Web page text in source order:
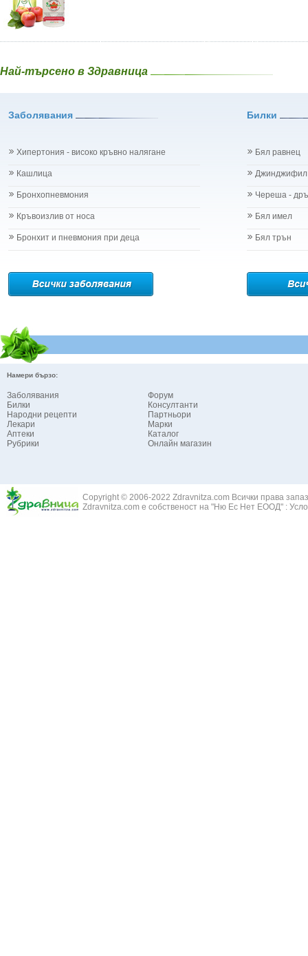
Най-търсено в Здравница
Заболявания Билки
Хипертония - високо кръвно налягане
Кашлица
Бронхопневмония
Кръвоизлив от носа
Бронхит и пневмония при деца
Бял равнец
Джинджифил
Череша -
Бял имел
Бял трън
Намери бързо:
Заболявания
Билки
Народни рецепти
Лекари
Аптеки
Рубрики
Форум
Консултанти
Партньори
Марки
Каталог
Онлайн магазин
Copyright © 2006-2022 Zdravnitza.com Всички права
Zdravnitza.com е собственост на "Ню Ес Нет ЕООД" :